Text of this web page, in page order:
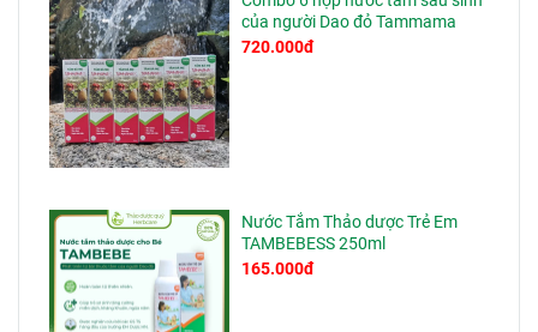
của người Dao đỏ Tammama
720.000đ
Nước Tắm Thảo dược Trẻ Em
TAMBEBESS 250ml
165.000đ